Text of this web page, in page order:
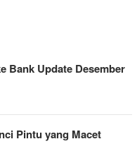
Bank Update Desember
Pintu yang Macet